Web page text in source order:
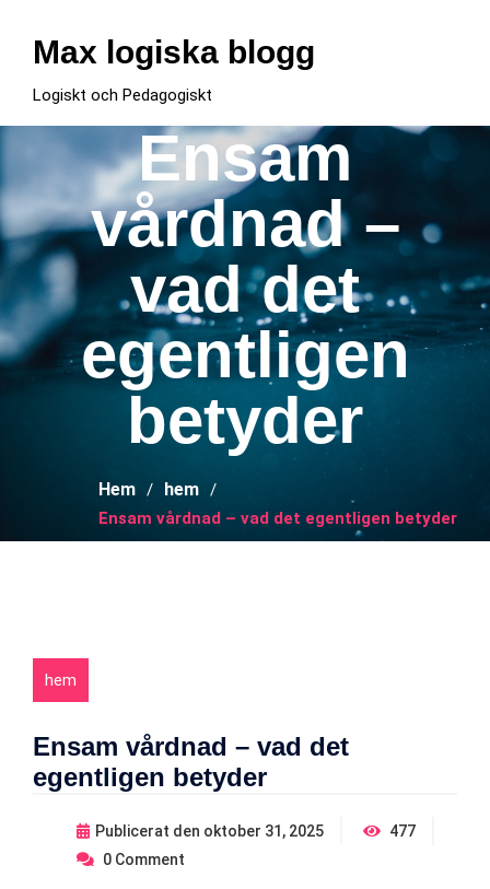
innehållMax logiska blogg
Logiskt och Pedagogiskt
Ensam
vårdnad –
vad det
egentligen
betyder
Hem hem
Ensam vårdnad – vad det egentligen betyder
hem
Ensam vårdnad – vad det
egentligen betyder
Publicerat den oktober 31, 2025
477
0 Comment